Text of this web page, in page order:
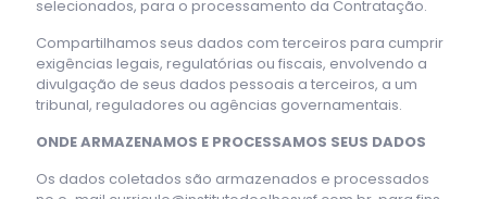
selecionados, para o processamento da Contratação.
Compartilhamos seus dados com terceiros para cumprir
exigências legais, regulatórias ou fiscais, envolvendo a
divulgação de seus dados pessoais a terceiros, a um
tribunal, reguladores ou agências governamentais.
ONDE ARMAZENAMOS E PROCESSAMOS SEUS DADOS
Os dados coletados são armazenados e processados